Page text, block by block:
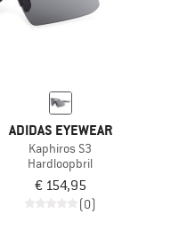
ADIDAS EYEWEAR
Kaphiros S3
Hardloopbril
€ 154,95
(0)